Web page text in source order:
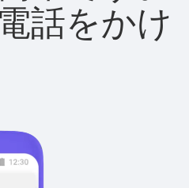
話をかけ